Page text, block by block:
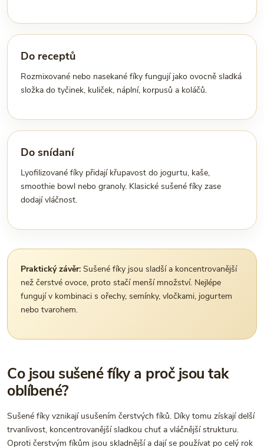
Do receptů
Rozmixované nebo nasekané fíky fungují jako ovocně sladká
složka do tyčinek, kuliček, náplní, korpusů a koláčů.
Do snídaní
Lyofilizované fíky přidají křupavost do jogurtu, kaše,
smoothie bowl nebo granoly. Klasické sušené fíky zase
dodají vláčnost.
Praktický závěr: Sušené fíky jsou sladší a koncentrovanější
než čerstvé ovoce, proto stačí menší množství. Nejlépe
fungují v kombinaci s ořechy, semínky, vločkami, jogurtem
nebo tvarohem.
Co jsou sušené fíky a proč jsou tak
oblíbené?
Sušené fíky vznikají usušením čerstvých fíků. Díky tomu získají delší
trvanlivost, koncentrovanější sladkou chuť a vláčnější strukturu.
Oproti čerstvým fíkům jsou skladnější a dají se používat po celý rok